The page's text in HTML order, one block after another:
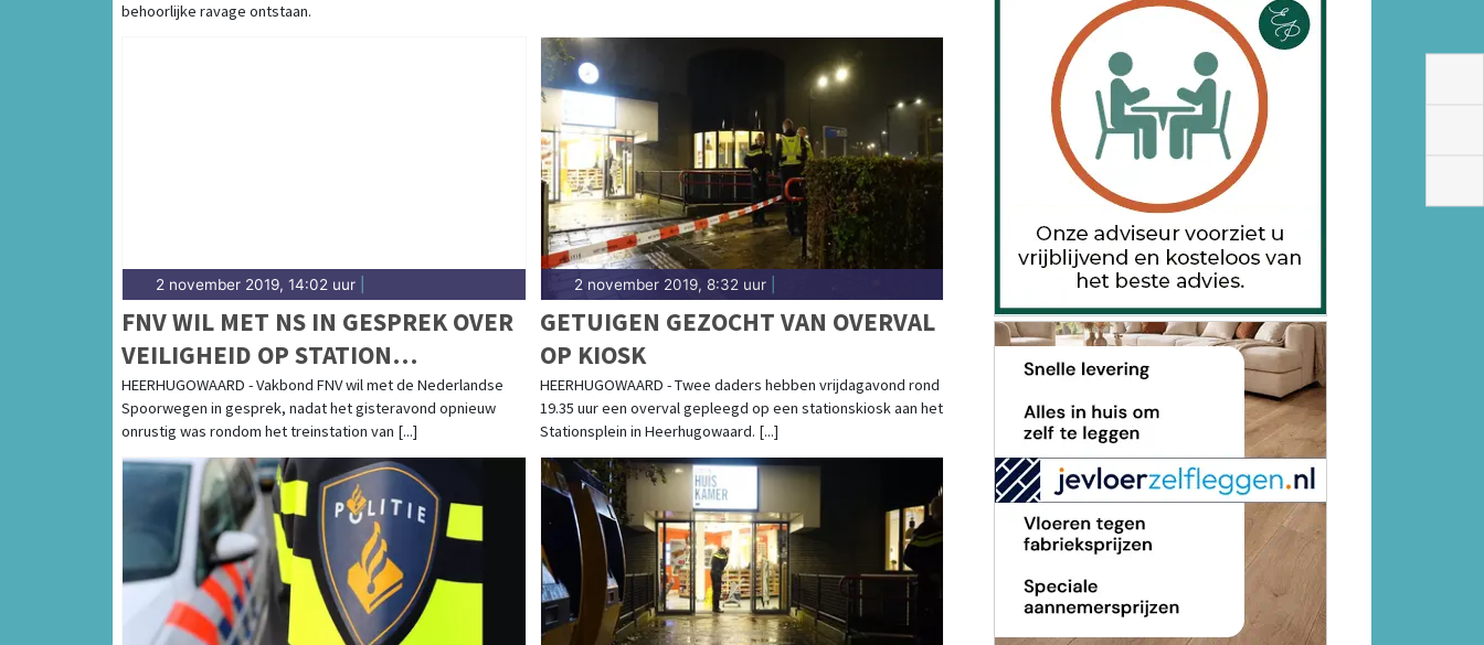
behoorlijke ravage ontstaan.
2 november 2019, 14:02 uur
FNV WIL MET NS IN GESPREK OVER
VEILIGHEID OP STATION
HEERHUGOWAARD NA OVERVAL EN
BEROVING
HEERHUGOWAARD - Vakbond FNV wil met de Nederlandse
Spoorwegen in gesprek, nadat het gisteravond opnieuw
onrustig was rondom het treinstation van [...]
2 november 2019, 8:32 uur|
GETUIGEN GEZOCHT VAN OVERVAL
OP KIOSK
HEERHUGOWAARD - Twee daders hebben vrijdagavond rond
19.35 uur een overval gepleegd op een stationskiosk aan het
Stationsplein in Heerhugowaard. [...]